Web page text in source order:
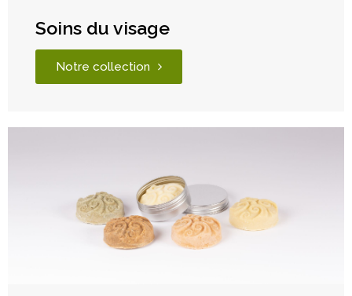
Soins du visage
Notre collection